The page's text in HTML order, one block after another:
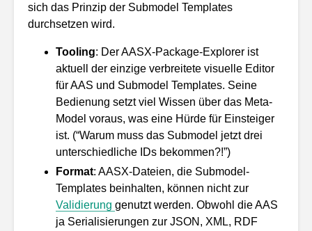
sich das Prinzip der Submodel Templates
durchsetzen wird.
Tooling: Der AASX-Package-Explorer ist
aktuell der einzige verbreitete visuelle Editor
für AAS und Submodel Templates. Seine
Bedienung setzt viel Wissen über das Meta-
Model voraus, was eine Hürde für Einsteiger
ist. (“Warum muss das Submodel jetzt drei
unterschiedliche IDs bekommen?!”)
Format: AASX-Dateien, die Submodel-
Templates beinhalten, können nicht zur
Validierung genutzt werden. Obwohl die AAS
ja Serialisierungen zur JSON, XML, RDF